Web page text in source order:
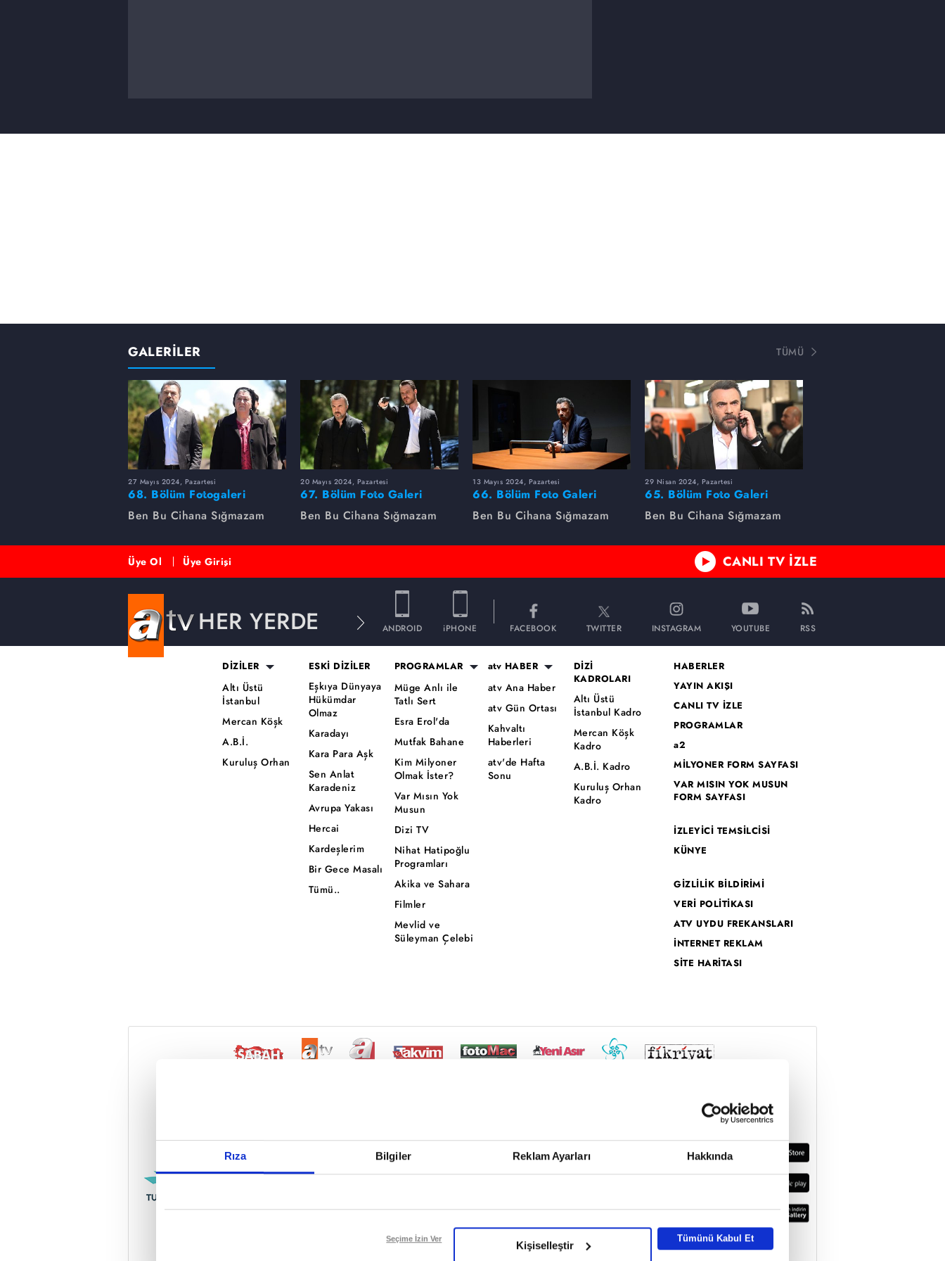
Rıza Bilgiler Reklam Ayarları Hakkında
Reddet
Seçime İzin Ver
Kişiselleştir
Tümünü Kabul Et
GALERİLER TÜMÜ
27 Mayıs 2024, Pazartesi
68. Bölüm Fotogaleri
Ben Bu Cihana Sığmazam
20 Mayıs 2024, Pazartesi
67. Bölüm Foto Galeri
Ben Bu Cihana Sığmazam
13 Mayıs 2024, Pazartesi
66. Bölüm Foto Galeri
Ben Bu Cihana Sığmazam
29 Nisan 2024, Pazartesi
65. Bölüm Foto Galeri
Ben Bu Cihana Sığmazam
Üye Ol Üye Girişi CANLI TV İZLE
HER YERDE ANDROID iPHONE FACEBOOK TWITTER INSTAGRAM YOUTUBE RSS
DİZİLER
Altı Üstü
İstanbul
Mercan Köşk
A.B.İ.
Kuruluş Orhan
ESKİ DİZİLER
Eşkıya Dünyaya
Hükümdar
Olmaz
Karadayı
Kara Para Aşk
Sen Anlat
Karadeniz
Avrupa Yakası
Hercai
Kardeşlerim
Bir Gece Masalı
Tümü..
PROGRAMLAR
Müge Anlı ile
Tatlı Sert
Esra Erol'da
Mutfak Bahane
Kim Milyoner
Olmak İster?
Var Mısın Yok
Musun
Dizi TV
Nihat Hatipoğlu
Programları
Akika ve Sahara
Filmler
Mevlid ve
Süleyman Çelebi
atv HABER
atv Ana Haber
atv Gün Ortası
Kahvaltı
Haberleri
atv'de Hafta
Sonu
DİZİ
KADROLARI
Altı Üstü
İstanbul Kadro
Mercan Köşk
Kadro
A.B.İ. Kadro
Kuruluş Orhan
Kadro
HABERLER
YAYIN AKIŞI
CANLI TV İZLE
PROGRAMLAR
a2
MİLYONER FORM SAYFASI
VAR MISIN YOK MUSUN
FORM SAYFASI
İZLEYİCİ TEMSİLCİSİ
KÜNYE
GİZLİLİK BİLDİRİMİ
VERİ POLİTİKASI
ATV UYDU FREKANSLARI
İNTERNET REKLAM
SİTE HARİTASI